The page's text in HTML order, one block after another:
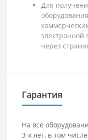
Для
электронной
через
Гарантия
На всё
3-х лет, в том